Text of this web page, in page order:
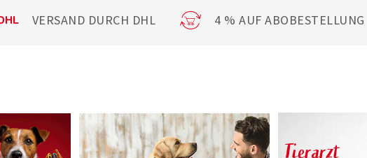
VERSAND DURCH DHL 4 % AUF ABOBESTELLUNG
Tierarzt